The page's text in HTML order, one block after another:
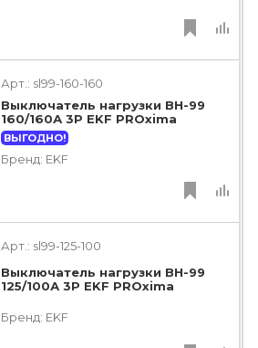
Арт.: sl99-160-160
Выключатель нагрузки ВН-99
160/160А 3P EKF PROxima
ВЫГОДНО!
Бренд: EKF
Арт.: sl99-125-100
Выключатель нагрузки ВН-99
125/100А 3P EKF PROxima
Бренд: EKF